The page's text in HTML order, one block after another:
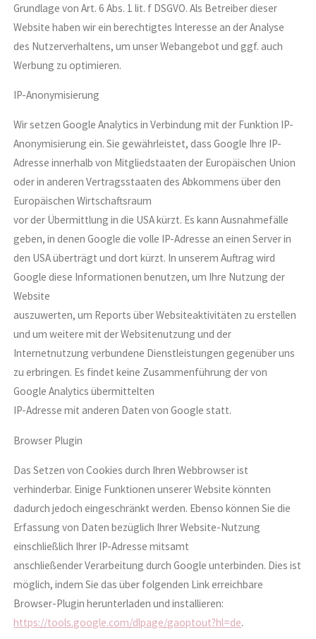
Grundlage von Art. 6 Abs. 1 lit. f DSGVO. Als Betreiber dieser
Website haben wir ein berechtigtes Interesse an der Analyse
des Nutzerverhaltens, um unser Webangebot und ggf. auch
Werbung zu optimieren.
IP-Anonymisierung
Wir setzen Google Analytics in Verbindung mit der Funktion IP-
Anonymisierung ein. Sie gewährleistet, dass Google Ihre IP-
Adresse innerhalb von Mitgliedstaaten der Europäischen Union
oder in anderen Vertragsstaaten des Abkommens über den
Europäischen Wirtschaftsraum
vor der Übermittlung in die USA kürzt. Es kann Ausnahmefälle
geben, in denen Google die volle IP-Adresse an einen Server in
den USA überträgt und dort kürzt. In unserem Auftrag wird
Google diese Informationen benutzen, um Ihre Nutzung der
Website
auszuwerten, um Reports über Websiteaktivitäten zu erstellen
und um weitere mit der Websitenutzung und der
Internetnutzung verbundene Dienstleistungen gegenüber uns
zu erbringen. Es findet keine Zusammenführung der von
Google Analytics übermittelten
IP-Adresse mit anderen Daten von Google statt.
Browser Plugin
Das Setzen von Cookies durch Ihren Webbrowser ist
verhinderbar. Einige Funktionen unserer Website könnten
dadurch jedoch eingeschränkt werden. Ebenso können Sie die
Erfassung von Daten bezüglich Ihrer Website-Nutzung
einschließlich Ihrer IP-Adresse mitsamt
anschließender Verarbeitung durch Google unterbinden. Dies ist
möglich, indem Sie das über folgenden Link erreichbare
Browser-Plugin herunterladen und installieren:
https://tools.google.com/dlpage/gaoptout?hl=de.